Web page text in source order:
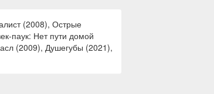
(2008), Острые
паук: Нет пути домой
(2009), Душегубы (2021),